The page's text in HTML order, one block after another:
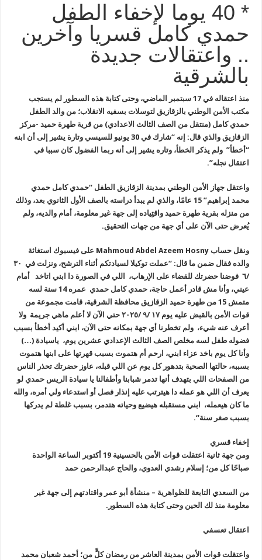
* 40 يوما لإخفاء الطفل
حمدي كامل قسريا وآخرين
.. واعتقالات جديدة
بالشرقية
منذ اعتقاله في 17 سبتمبر الماضي، وحتى كتابة هذه السطور لم يستجب
مكتب الأمن الوطني بالزقازيق لتوسلات بسفيه الانقلاب؛ من والد الطفل
حمدي كامل (منتقل من الصف الثالث الاعدادي) من قرية طهرة حميد -مركز
الزقازيق والذي قال: إنه “شارك في 30 يونيو للسيسي وتارة يشير إلى أن ابنه
“أخطأ” ولم يذكر الخطأ، وتاره يشير إلى أنه ربما الفضول كان سببا في
اعتقال نجله”.
واعتقل جهاز الأمن الوطني بمدينة الزقازيق الطفل “حمدي كامل حمدي
محمد
إبراهيم” 15 عامًا، والذي لم يبدأ دراسته بالصف الأول الثانوي بعد، وذلك
من منزله بقرية طهرة حميد واقتِياده إلى جهة غير معلومة، أمام والديه، ولم
يُعرض حتى الآن على أي جهة من جهات التحقيق.
ونقل حساب Mahmoud Abdel Azeem Hosny على فيسبوك استغاثة
والده فقال ضمن ما قال: “عملت توكيلا لسيادتكم أثناء
الترشح، ونزلت في ٣٠
/٦ فوضنا حضرتك للقضاء على الإرهاب، اللي في الصورة
دا ابني اتاخد أمام
عيني، وأنا مش قادر أعمل حاجة، حمدي كامل حمدي عمره 14
سنة لسه
متمش 15 من طهرة حميد الزقازيق محافظة الشرقية، قامت مجموعة من
قوات الأمن بالقبض عليه يوم ١٧ /٩ /٢٠٢٥ حتي الآن لا أعلم ماهي جريمة ولا
أعرف عنه شيء، ولم تخطرنا أي جهة بمكانه حتى الآن، ابني أكيد أخطأ بسبب
فضوله طفل لسه مخلص الصف الثالث الإعدادي عشرين يوم، ياسيادة (…)
وأنا كل يوم باخد عزاء ابني، ارحم أم هتموت بسبب قهرتها على ابنها هتموت
بسببه، حالتها الصحية بتدهور كل يوم عن اللي قبله، عاوز حضرتك تحذر الناس
من الصفحات اللي بتهدف أنها تدمر شبابنا وأطفالنا يا سيادة الريس حمدي لو
يعرف أن اللي هو عمله دا هيترتب عليه إنذار فصل أو استدعاء ولي أمره، والله
ما كان هيعمله، ابني مستقبله هيضيع وحياته هتدمر، بسبب غلطة لم يدركها
بسبب صغر سنة“.
إخفاء قسري
ومن جهة ثانية اعتقلت قوات الأمن بالحسينية 19 أكتوبر الساعة الواحدة
صباحًا كل من؛ إسلام رشدي العدوي، والحاج عبدالرحمن حمد
من السعدي التابعة للظواهرية – منشأة أبو عمر واقتادتهم إلى جهة غير
معلومة منذ لك الحين وحتى كتابة هذه السطور.
اعتقال تعسفي
واعتقلت قوات الأمن بمدينة العاشر من رمضان كلٍّ من؛ أحمد شعبان محمد